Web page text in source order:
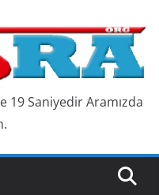
19 Saniyedir Aramızda